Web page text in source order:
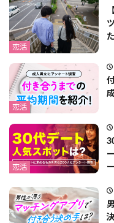
恋活
恋活
恋活